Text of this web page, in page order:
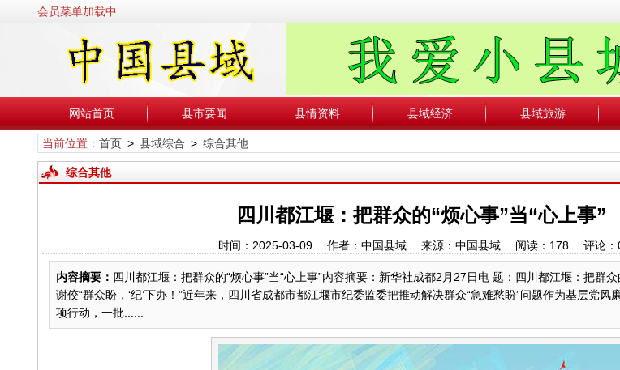
会员菜单加载中......
网站首页 县市要闻 县情资料 县域经济 县域旅游
当前位置： 首页> 县域综合 > 综合其他
综合其他
四川都江堰：把群众的“烦心事”当“心上事”
时间：2025-03-09 作者：中国县域 来源：中国县域 阅读： 178评论：
内容摘要： 四川都江堰：把群众的“烦心事”当“心上事”内容摘要：新华社成都2月27日电 题：四川都江堰：把群众
谢佼“群众盼，‘纪’下办！”近年来，四川省成都市都江堰市纪委监委把推动解决群众“急难愁盼”问题作为基层党
项行动，一批......